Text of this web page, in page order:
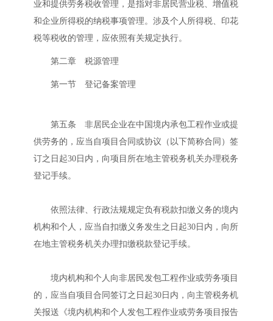
业和提供劳务税收管理，是指对非居民营业税、增值税
和企业所得税的纳税事项管理。涉及个人所得税、印花
税等税收的管理，应依照有关规定执行。
第二章 税源管理
第一节 登记备案管理
第五条 非居民企业在中国境内承包工程作业或提
供劳务的，应当自项目合同或协议（以下简称合同）签
订之日起30日内，向项目所在地主管税务机关办理税务
登记手续。
依照法律、行政法规规定负有税款扣缴义务的境内
机构和个人，应当自扣缴义务发生之日起30日内，向所
在地主管税务机关办理扣缴税款登记手续。
境内机构和个人向非居民发包工程作业或劳务项目
的，应当自项目合同签订之日起30日内，向主管税务机
关报送《境内机构和个人发包工程作业或劳务项目报告